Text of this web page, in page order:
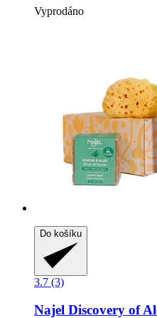
Vyprodáno
Do košíku
3.7 (3)
Najel Discovery of